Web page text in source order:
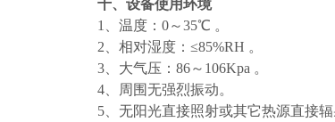
十、设备使用环境
1
温度：0～35℃ 。
2
相对湿度：≤85%RH 。
3
大气压：86～106Kpa 。
4
周围无强烈振动。
5
无阳光直接照射或其它热源直接辐